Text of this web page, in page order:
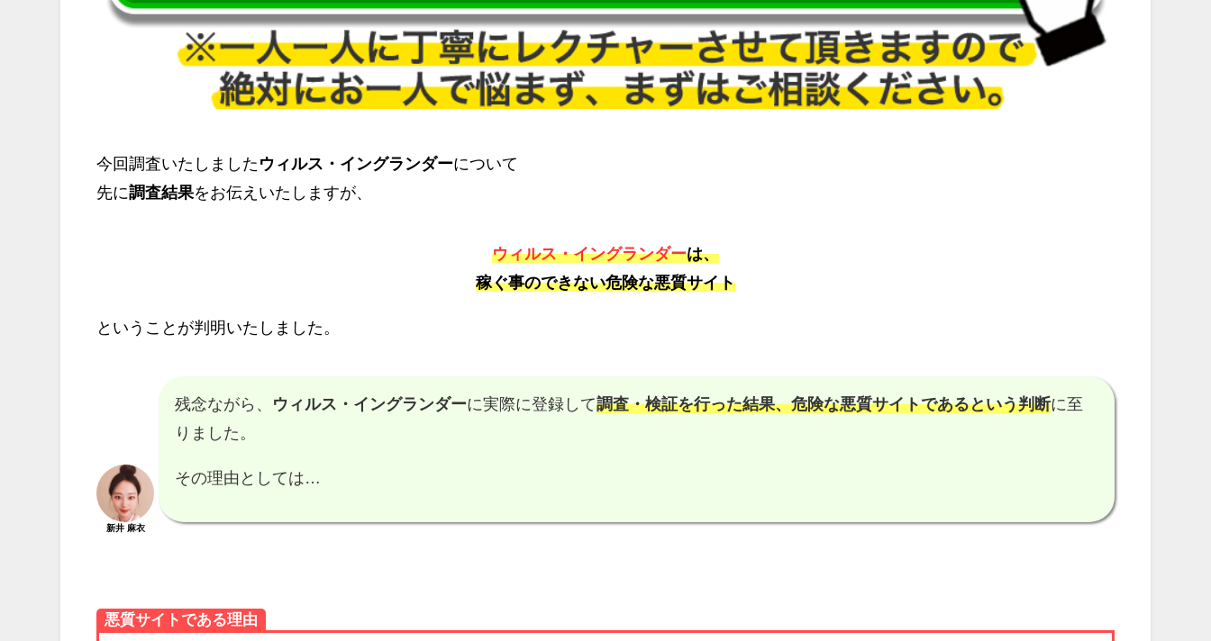
今回調査いたしました ウィルス・イングランダーについて
先に調査結果をお伝えいたしますが、
ウィルス・イングランダーは、
稼ぐ事のできない危険な悪質サイト
ということが判明いたしました。
新井 麻衣
残念ながら、 ウィルス・イングランダーに実際に登録して調査・検証を行った結果、危険な悪質サイトであるという判断に至
りました。
その理由としては…
悪質サイトである理由